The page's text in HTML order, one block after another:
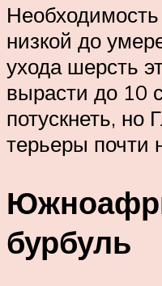
Необходимость
низкой до
ухода шерсть
вырасти до 10
потускнеть,
терьеры почти
бурбуль